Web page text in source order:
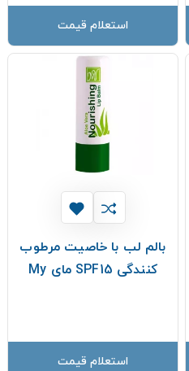
استعلام قیمت
بالم لب با خاصیت مرطوب
کنندگی SPF15 مای My
استعلام قیمت